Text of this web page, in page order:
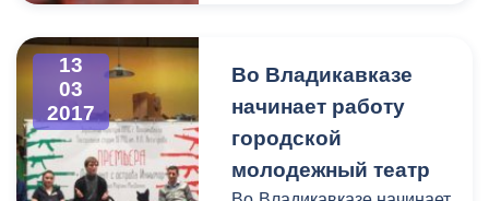
своевременно сообщать
информацию о
планируемом перекрытии
в администрацию города.
Смысл этого оповещения
13
03
2017
Во Владикавказе
начинает работу
городской
молодежный театр